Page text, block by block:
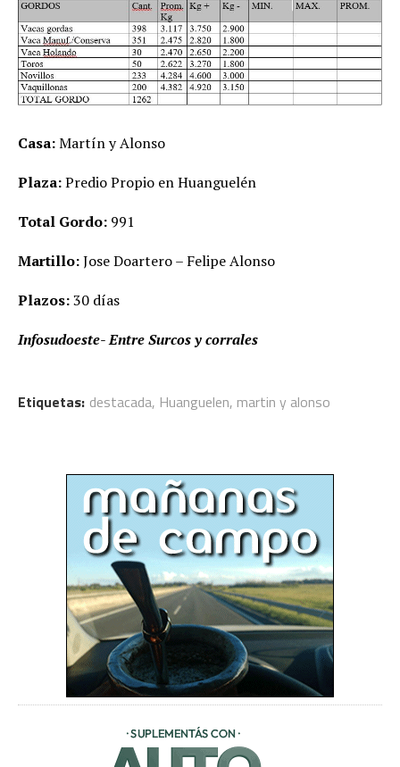
Casa:Martín y Alonso
Plaza:Predio Propio en Huanguelén
Total Gordo: 991
Martillo:Jose Doartero – Felipe Alonso
Plazos:30 días
Infosudoeste- Entre Surcos y corrales
Etiquetas: destacada, Huanguelen, martin y alonso